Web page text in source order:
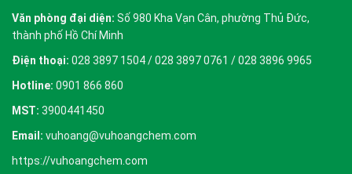
Văn phòng đại diện: Số 980 Kha Vạn Cân, phường Thủ Đức,
thành phố Hồ Chí Minh
Điện thoại: 028 3897 1504 / 028 3897 0761 / 028 3896 9965
Hotline: 0901 866 860
MST: 3900441450
Email: vuhoang@vuhoangchem.com
https://vuhoangchem.com